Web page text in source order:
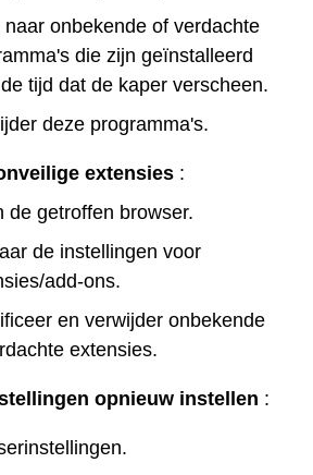
naar onbekende of verdachte
die zijn geïnstalleerd
tijd dat de kaper verscheen.
deze programma's.
extensies :
de getroffen browser.
de instellingen voor
add-ons.
en verwijder onbekende
extensies.
opnieuw instellen :